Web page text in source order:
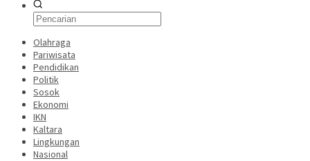
Olahraga
Pariwisata
Pendidikan
Politik
Sosok
Ekonomi
IKN
Kaltara
Lingkungan
Nasional